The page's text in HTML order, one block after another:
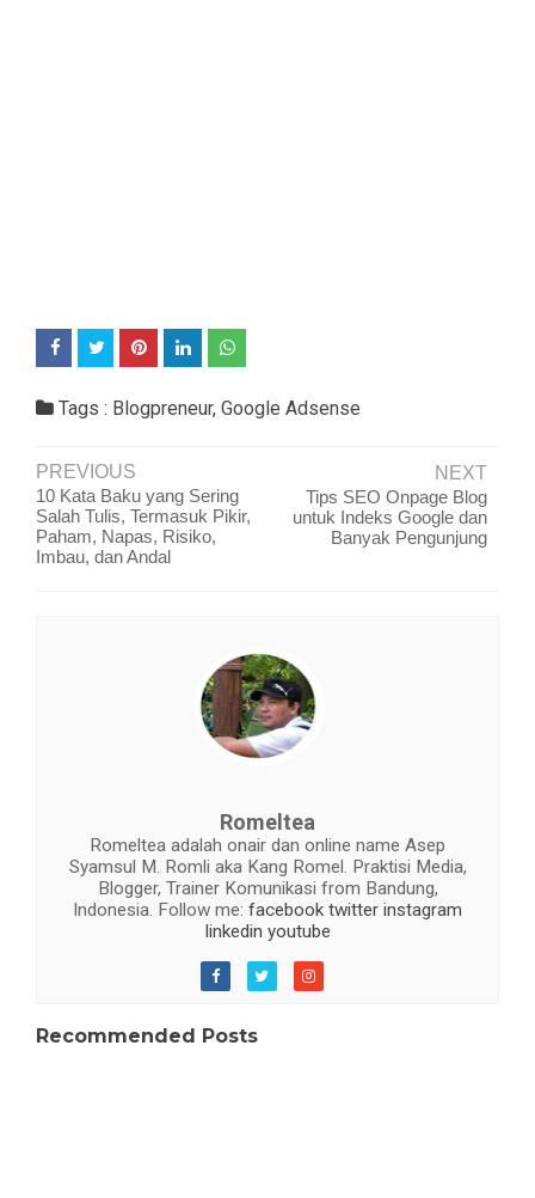
Tags : Blogpreneur, Google Adsense
PREVIOUS
10 Kata Baku yang Sering
Salah Tulis, Termasuk Pikir,
Paham, Napas, Risiko,
Imbau, dan Andal
NEXT
Tips SEO Onpage Blog
untuk Indeks Google dan
Banyak Pengunjung
Romeltea
Romeltea adalah onair dan online name Asep
Syamsul M. Romli aka Kang Romel. Praktisi Media,
Blogger, Trainer Komunikasi from Bandung,
Indonesia. Follow me: facebook twitter instagram
linkedin youtube
Recommended Posts